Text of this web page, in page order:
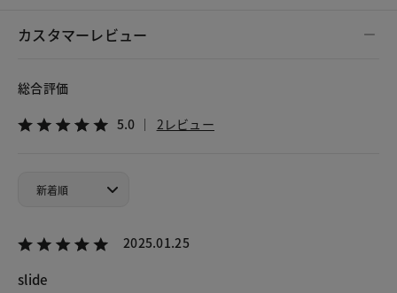
カスタマーレビュー
総合評価
5.0 2レビュー
2025.01.25
slide